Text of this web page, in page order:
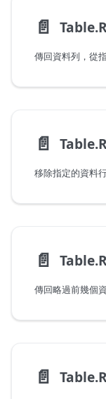
📄️
傳回資料列，從
📄️
移除指定的資料行
📄️
傳回略過前幾個
📄️